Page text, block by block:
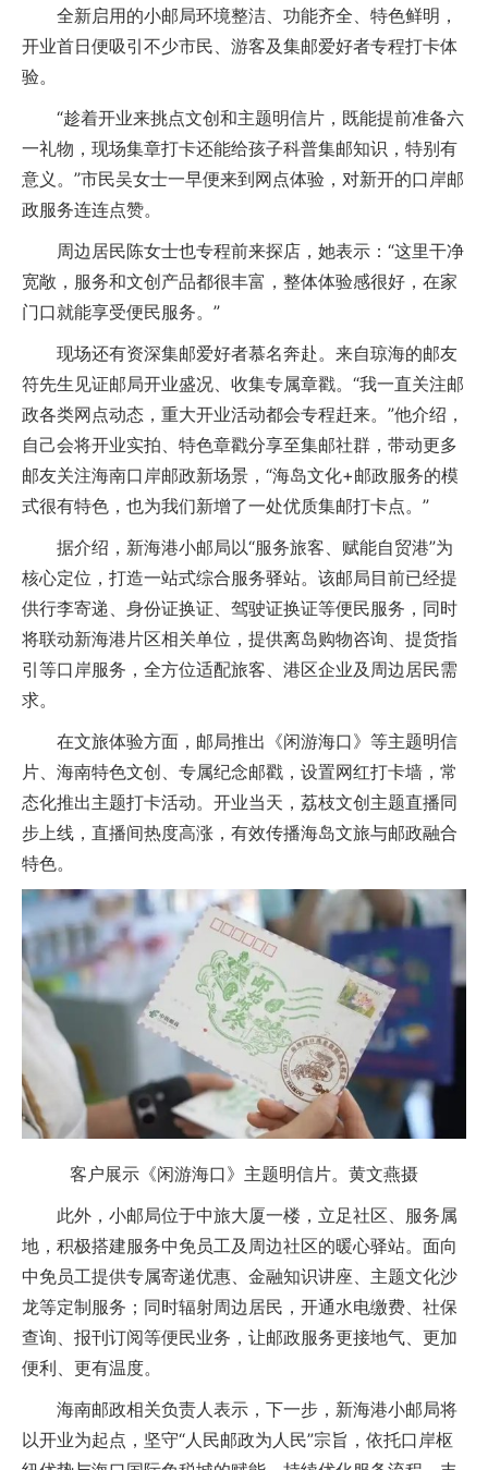
全新启用的小邮局环境整洁、功能齐全、特色鲜明，
开业首日便吸引不少市民、游客及集邮爱好者专程打卡体
验。
“趁着开业来挑点文创和主题明信片，既能提前准备六
一礼物，现场集章打卡还能给孩子科普集邮知识，特别有
意义。”市民吴女士一早便来到网点体验，对新开的口岸邮
政服务连连点赞。
周边居民陈女士也专程前来探店，她表示：“这里干净
宽敞，服务和文创产品都很丰富，整体体验感很好，在家
门口就能享受便民服务。”
现场还有资深集邮爱好者慕名奔赴。来自琼海的邮友
符先生见证邮局开业盛况、收集专属章戳。“我一直关注邮
政各类网点动态，重大开业活动都会专程赶来。”他介绍，
自己会将开业实拍、特色章戳分享至集邮社群，带动更多
邮友关注海南口岸邮政新场景，“海岛文化+邮政服务的模
式很有特色，也为我们新增了一处优质集邮打卡点。”
据介绍，新海港小邮局以“服务旅客、赋能自贸港”为
核心定位，打造一站式综合服务驿站。该邮局目前已经提
供行李寄递、身份证换证、驾驶证换证等便民服务，同时
将联动新海港片区相关单位，提供离岛购物咨询、提货指
引等口岸服务，全方位适配旅客、港区企业及周边居民需
求。
在文旅体验方面，邮局推出《闲游海口》等主题明信
片、海南特色文创、专属纪念邮戳，设置网红打卡墙，常
态化推出主题打卡活动。开业当天，荔枝文创主题直播同
步上线，直播间热度高涨，有效传播海岛文旅与邮政融合
特色。
客户展示《闲游海口》主题明信片。黄文燕摄
此外，小邮局位于中旅大厦一楼，立足社区、服务属
地，积极搭建服务中免员工及周边社区的暖心驿站。面向
中免员工提供专属寄递优惠、金融知识讲座、主题文化沙
龙等定制服务；同时辐射周边居民，开通水电缴费、社保
查询、报刊订阅等便民业务，让邮政服务更接地气、更加
便利、更有温度。
海南邮政相关负责人表示，下一步，新海港小邮局将
以开业为起点，坚守“人民邮政为人民”宗旨，依托口岸枢